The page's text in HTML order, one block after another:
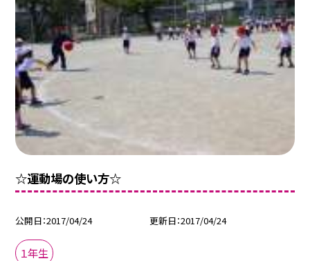
☆運動場の使い方☆
公開日 2017/04/24 更新日 2017/04/24
１年生